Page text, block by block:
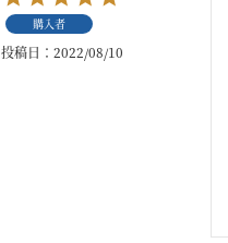
購入者
投稿日 2022/08/10